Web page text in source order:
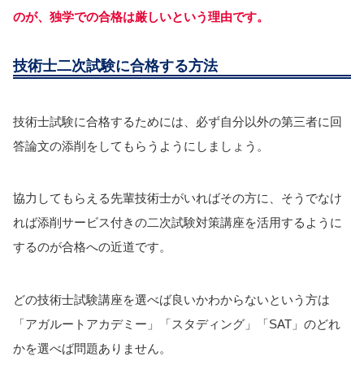
のが、独学での合格は厳しいという理由です。
技術士二次試験に合格する方法
技術士試験に合格するためには、必ず自分以外の第三者に回
答論文の添削をしてもらうようにしましょう。
協力してもらえる先輩技術士がいればその方に、そうでなけ
れば添削サービス付きの二次試験対策講座を活用するように
するのが合格への近道です。
どの技術士試験講座を選べば良いかわからないという方は
「アガルートアカデミー」「スタディング」「SAT」のどれ
かを選べば問題ありません。